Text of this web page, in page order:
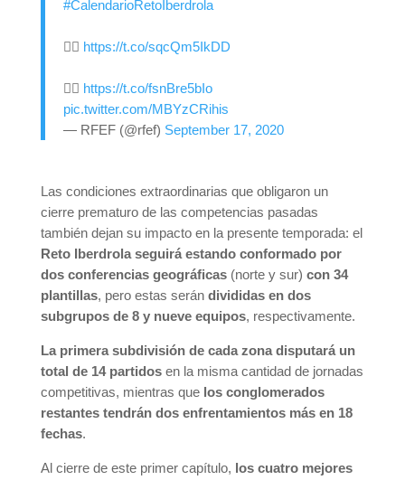
#CalendarioRetoIberdrola
👉🏻 https://t.co/sqcQm5IkDD
👉🏻 https://t.co/fsnBre5bIo
pic.twitter.com/MBYzCRihis
— RFEF (@rfef) September 17, 2020
Las condiciones extraordinarias que obligaron un
cierre prematuro de las competencias pasadas
también dejan su impacto en la presente temporada: el
Reto Iberdrola seguirá estando conformado por
dos conferencias geográficas(norte y sur) con 34
plantillas, pero estas serán divididas en dos
subgrupos de 8 y nueve equipos, respectivamente.
La primera subdivisión de cada zona disputará un
total de 14 partidos en la misma cantidad de jornadas
competitivas, mientras que los conglomerados
restantes tendrán dos enfrentamientos más en 18
fechas.
Al cierre de este primer capítulo, los cuatro mejores